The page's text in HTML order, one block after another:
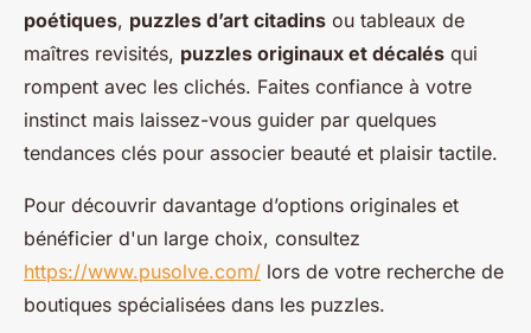
poétiques, puzzles d’art citadins ou tableaux de
maîtres revisités, puzzles originaux et décalés qui
rompent avec les clichés. Faites confiance à votre
instinct mais laissez-vous guider par quelques
tendances clés pour associer beauté et plaisir tactile.
Pour découvrir davantage d’options originales et
bénéficier d'un large choix, consultez
https://www.pusolve.com/ lors de votre recherche de
boutiques spécialisées dans les puzzles.